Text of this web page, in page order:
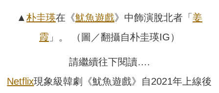
▲朴圭瑛在《魷魚遊戲》中飾演脫北者「 姜
霞 」。 （圖／翻攝自朴圭瑛IG）
請繼續往下閱讀….
Netflix現象級韓劇《魷魚遊戲》自2021年上線後